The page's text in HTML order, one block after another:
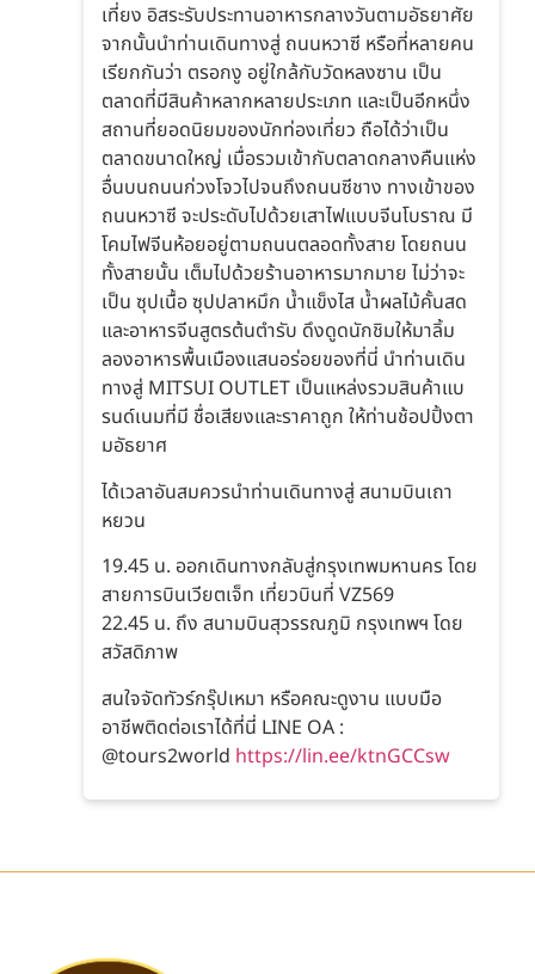
เที่ยง อิสระรับประทานอาหารกลางวันตามอัธยาศัย
จากนั้นนำท่านเดินทางสู่ ถนนหวาซี หรือที่หลายคน
เรียกกันว่า ตรอกงู อยู่ใกล้กับวัดหลงซาน เป็น
ตลาดที่มีสินค้าหลากหลายประเภท และเป็นอีกหนึ่ง
สถานที่ยอดนิยมของนักท่องเที่ยว ถือได้ว่าเป็น
ตลาดขนาดใหญ่ เมื่อรวมเข้ากับตลาดกลางคืนแห่ง
อื่นบนถนนก่วงโจวไปจนถึงถนนซีชาง ทางเข้าของ
ถนนหวาซี จะประดับไปด้วยเสาไฟแบบจีนโบราณ มี
โคมไฟจีนห้อยอยู่ตามถนนตลอดทั้งสาย โดยถนน
ทั้งสายนั้น เต็มไปด้วยร้านอาหารมากมาย ไม่ว่าจะ
เป็น ซุปเนื้อ ซุปปลาหมึก น้ำแข็งไส น้ำผลไม้คั้นสด
และอาหารจีนสูตรต้นตำรับ ดึงดูดนักชิมให้มาลิ้ม
ลองอาหารพื้นเมืองแสนอร่อยของที่นี่ นำท่านเดิน
ทางสู่ MITSUI OUTLET เป็นแหล่งรวมสินค้าแบ
รนด์เนมที่มี ชื่อเสียงและราคาถูก ให้ท่านช้อปปิ้งตา
มอัธยาศ
ได้เวลาอันสมควรนำท่านเดินทางสู่ สนามบินเถา
หยวน
19.45 น. ออกเดินทางกลับสู่กรุงเทพมหานคร โดย
สายการบินเวียตเจ็ท เที่ยวบินที่ VZ569
22.45 น. ถึง สนามบินสุวรรณภูมิ กรุงเทพฯ โดย
สวัสดิภาพ
สนใจจัดทัวร์กรุ๊ปเหมา หรือคณะดูงาน แบบมือ
อาชีพติดต่อเราได้ที่นี่ LINE OA :
@tours2world https://lin.ee/ktnGCCsw